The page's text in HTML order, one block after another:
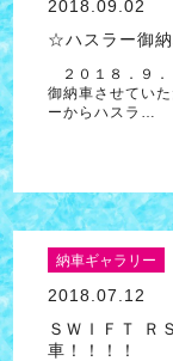
2018.09.02
☆ハスラー御
２０１８．９．
御納車させてい
ーからハスラ…
納車ギャラリー
2018.07.12
ＳＷＩＦＴ
車！！！！